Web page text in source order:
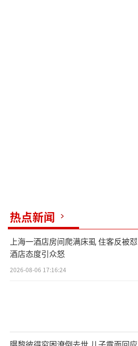
热点新闻
上海一酒店房间爬满床虱 住客反被怼
酒店态度引众怒
2026-08-06 17:16:24